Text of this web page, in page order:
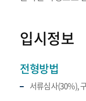
입시정보
전형방법
서류심사(30%),